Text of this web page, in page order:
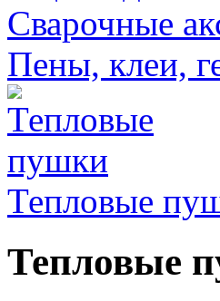
Сварочные
Пены, клеи,
Тепловые
Тепловые